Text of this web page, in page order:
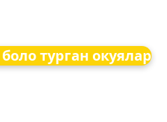
турган окуялар